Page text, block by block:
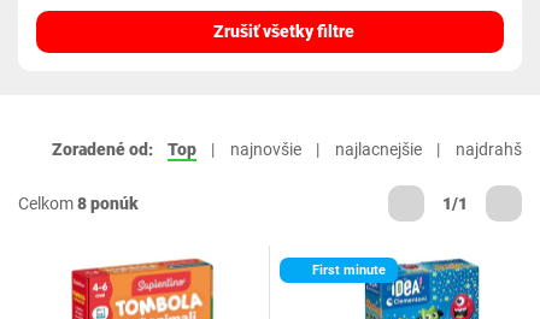
Zrušiť všetky filtre
Zoradené od: Top najnovšie najlacnejšie najdrahšie
Celkom8 ponúk 1/1
First minute